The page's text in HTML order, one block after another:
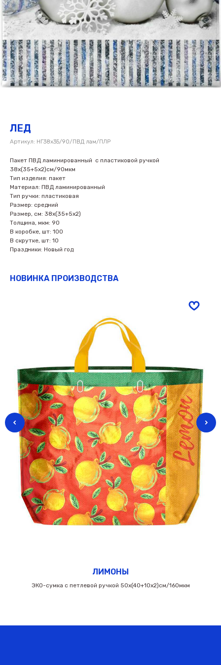
ЛЕД
Артикул: НГ38х35/90/ПВД лам/ПЛР
Пакет ПВД ламинированный с пластиковой ручкой
38х(35+5х2)см/90мкм
Тип изделия: пакет
Материал: ПВД ламинированный
Тип ручки: пластиковая
Размер: средний
Размер, см: 38х(35+5х2)
Толщина, мкм: 90
В коробке, шт: 100
В скрутке, шт: 10
Праздники: Новый год
НОВИНКА ПРОИЗВОДСТВА
ЛИМОНЫ
ЭКО-сумка с петлевой ручкой 50х(40+10х2)см/160мкм